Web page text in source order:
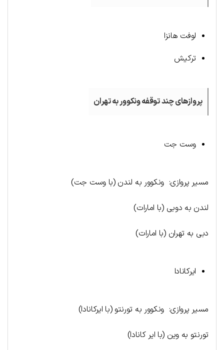
لوفت هانزا
ترکیش
پروازهای چند توقفه ونکوور به تهران
وست جت
مسیر پروازی: ونکوور به لندن (با وست جت)
لندن به دوبی (با امارات)
دبی به تهران (با امارات)
ایرکانادا
مسیر پروازی: ونکوور به تورنتو (با ایرکانادا)
تورنتو به وین (با ایر کانادا)